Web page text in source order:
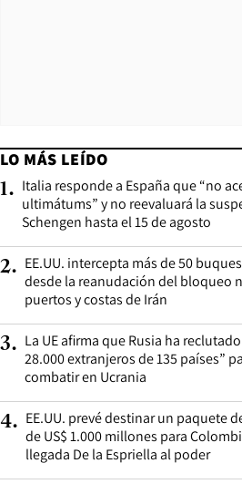
LO MÁS LEÍDO
1. Italia responde a España que “no
ultimátums” y no reevaluará la
Schengen hasta el 15 de agosto
2. EE.UU. intercepta más de 50
desde la reanudación del bloqueo
puertos y costas de Irán
3. La UE afirma que Rusia ha
28.000 extranjeros de 135 países”
combatir en Ucrania
4. EE.UU. prevé destinar un paquete
de US$ 1.000 millones para
llegada De la Espriella al poder